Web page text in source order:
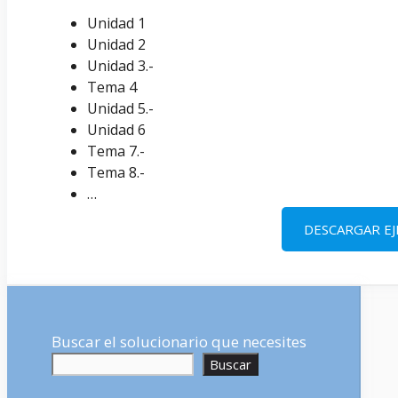
Unidad 1
Unidad 2
Unidad 3.-
Tema 4
Unidad 5.-
Unidad 6
Tema 7.-
Tema 8.-
…
DESCARGAR
Buscar el solucionario que necesites
Buscar